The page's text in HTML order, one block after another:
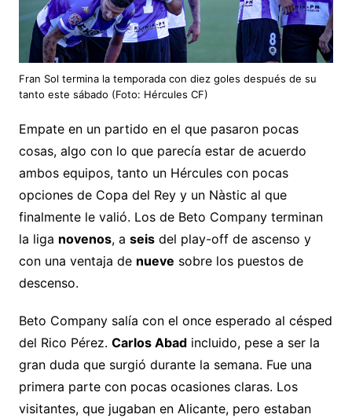
Fran Sol termina la temporada con diez goles después de su
tanto este sábado (Foto: Hércules CF)
Empate en un partido en el que pasaron pocas
cosas, algo con lo que parecía estar de acuerdo
ambos equipos, tanto un Hércules con pocas
opciones de Copa del Rey y un Nàstic al que
finalmente le valió. Los de Beto Company terminan
la liga novenos, a seisdel play-off de ascenso y
con una ventaja de nueve sobre los puestos de
descenso.
Beto Company salía con el once esperado al césped
del Rico Pérez. Carlos Abadincluido, pese a ser la
gran duda que surgió durante la semana. Fue una
primera parte con pocas ocasiones claras. Los
visitantes, que jugaban en Alicante, pero estaban